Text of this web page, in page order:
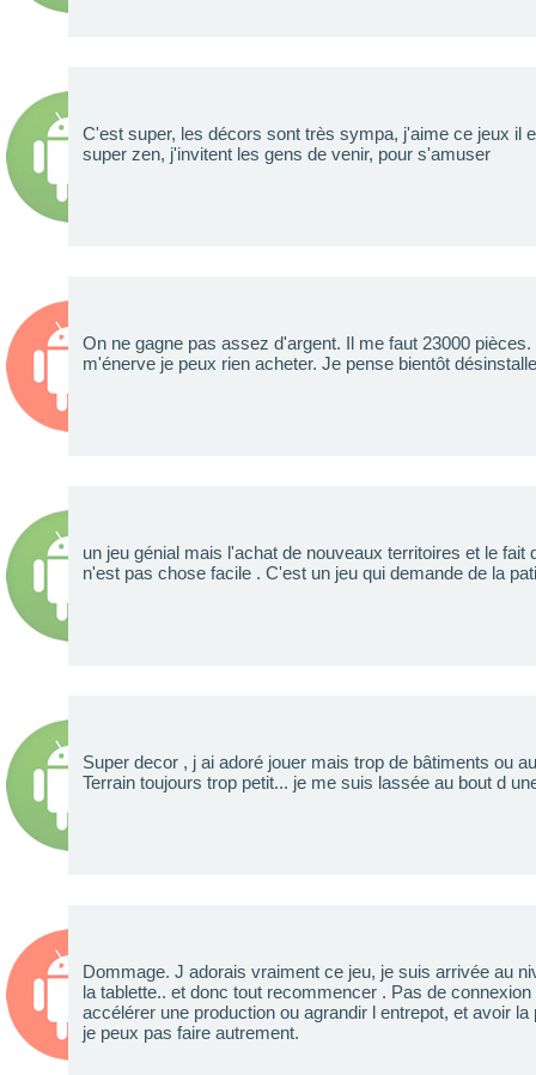
C'est super, les décors sont très sympa, j'aime ce jeux il
super zen, j'invitent les gens de venir, pour s'amuser
On ne gagne pas assez d'argent. Il me faut 23000
m'énerve je peux rien acheter. Je pense bientôt
un jeu génial mais l'achat de nouveaux territoires et le
n'est pas chose facile . C'est un jeu qui demande de la
Super decor , j ai adoré jouer mais trop de bâtiments ou
Terrain toujours trop petit... je me suis lassée au bout d
Dommage. J adorais vraiment ce jeu, je suis arrivée au
la tablette.. et donc tout recommencer . Pas de
accélérer une production ou agrandir l entrepot, et avoir
je peux pas faire autrement.